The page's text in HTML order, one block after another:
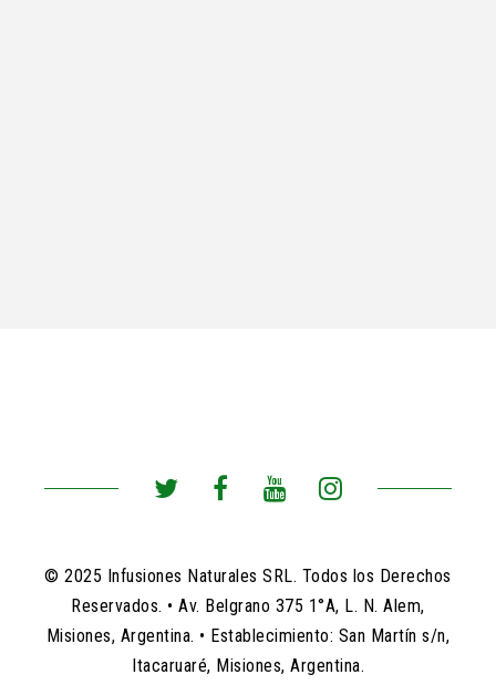
© 2025 Infusiones Naturales SRL. Todos los Derechos
Reservados. • Av. Belgrano 375 1°A, L. N. Alem,
Misiones, Argentina. • Establecimiento: San Martín s/n,
Itacaruaré, Misiones, Argentina.